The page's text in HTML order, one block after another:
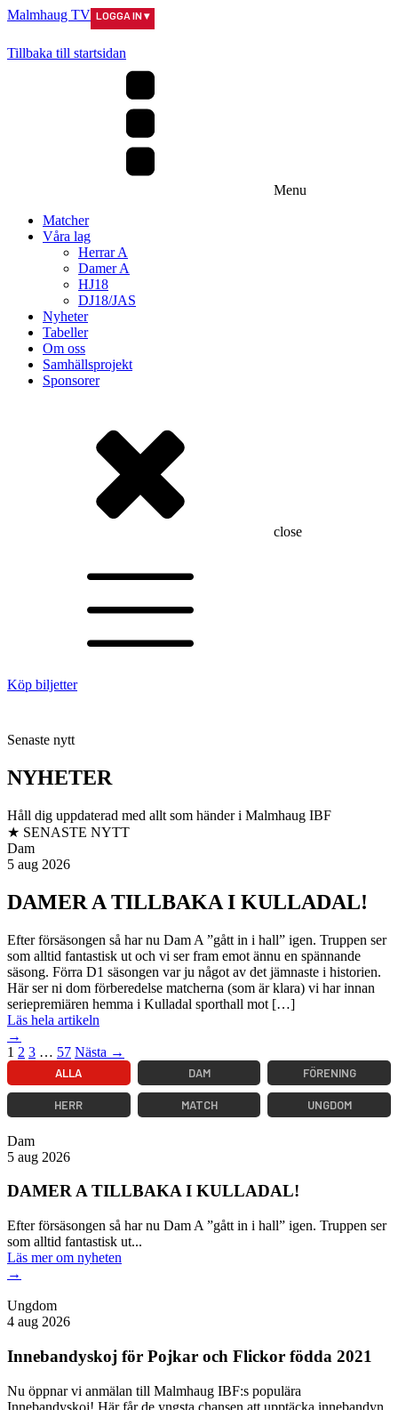
Malmhaug TV LOGGA IN ▾
Tillbaka till startsidan
Menu
Matcher
Våra lag
Herrar A
Damer A
HJ18
DJ18/JAS
Nyheter
Tabeller
Om oss
Samhällsprojekt
Sponsorer
close
Köp biljetter
Senaste nytt
NYHETER
Håll dig uppdaterad med allt som händer i Malmhaug IBF
★ SENASTE NYTT
Dam
5 aug 2026
DAMER A TILLBAKA I KULLADAL!
Efter försäsongen så har nu Dam A ”gått in i hall” igen. Truppen ser
som alltid fantastisk ut och vi ser fram emot ännu en spännande
säsong. Förra D1 säsongen var ju något av det jämnaste i historien.
Här ser ni dom förberedelse matcherna (som är klara) vi har innan
seriepremiären hemma i Kulladal sporthall mot […]
Läs hela artikeln
→
1 2 3 … 57 Nästa →
ALLA DAM FÖRENING
HERR MATCH UNGDOM
Dam
5 aug 2026
DAMER A TILLBAKA I KULLADAL!
Efter försäsongen så har nu Dam A ”gått in i hall” igen. Truppen ser
som alltid fantastisk ut...
Läs merom nyheten
→
Ungdom
4 aug 2026
Innebandyskoj för Pojkar och Flickor födda 2021
Nu öppnar vi anmälan till Malmhaug IBF:s populära
Innebandyskoj! Här får de yngsta chansen att upptäcka innebandyn